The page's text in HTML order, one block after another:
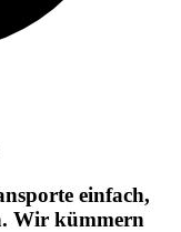
einfach,
Wir kümmern